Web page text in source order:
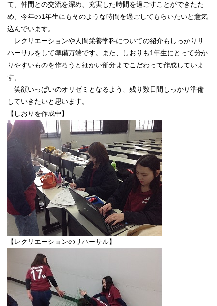
て、仲間との交流を深め、充実した時間を過ごすことができたた
め、今年の1年生にもそのような時間を過ごしてもらいたいと意気
込んでいます。
レクリエーションや人間栄養学科についての紹介もしっかりリ
ハーサルをして準備万端です。また、しおりも1年生にとって分か
りやすいものを作ろうと細かい部分までこだわって作成していま
す。
笑顔いっぱいのオリゼミとなるよう、残り数日間しっかり準備
していきたいと思います。
【しおりを作成中】
【レクリエーションのリハーサル】